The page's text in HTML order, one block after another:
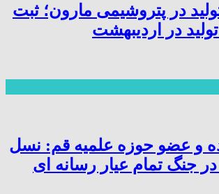
در پتروشیمی مارون؛ ثبت
و عضو حوزه علمیه قم: نسل
جنگ تمام عیار رسانه ای